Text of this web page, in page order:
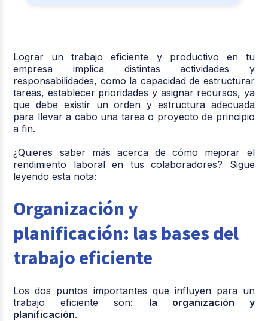
Lograr un trabajo eficiente y productivo en tu
empresa implica distintas actividades y
responsabilidades, como la capacidad de estructurar
tareas, establecer prioridades y asignar recursos, ya
que debe existir un orden y estructura adecuada
para llevar a cabo una tarea o proyecto de principio
a fin.
¿Quieres saber más acerca de cómo mejorar el
rendimiento laboral en tus colaboradores? Sigue
leyendo esta nota:
Organización y
planificación: las bases del
trabajo eficiente
Los dos puntos importantes que influyen para un
trabajo eficiente son: la organización y
planificación.